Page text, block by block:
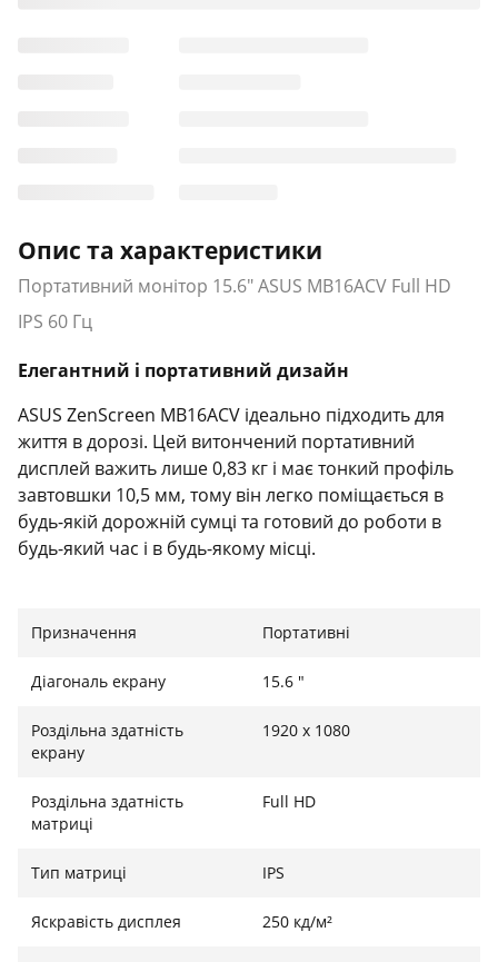
Опис та характеристики
Портативний монітор 15.6" ASUS MB16ACV Full HD
IPS 60 Гц
Елегантний і портативний дизайн
ASUS ZenScreen MB16ACV ідеально підходить для
життя в дорозі. Цей витончений портативний
дисплей важить лише 0,83 кг і має тонкий профіль
завтовшки 10,5 мм, тому він легко поміщається в
будь-якій дорожній сумці та готовий до роботи в
будь-який час і в будь-якому місці.
ZenScreen MB16ACV використовує інноваційне
як живлення, так і відеосигнали. Його двостороння
до сумісних пристроїв.
Відкидна підставка утримує монітор на будь-якій
нахилу, щоб забезпечити зручні кути огляду та
робоче положення. Отвір із різьбленням ¼ дюйма в
задній частині монітора дає змогу легко прикріпити
Призначення Портативні
Діагональ екрану 15.6 "
Роздільна здатність
екрану
1920 х 1080
Роздільна здатність
матриці
Full HD
Тип матриці IPS
Яскравість дисплея 250 кд/м²